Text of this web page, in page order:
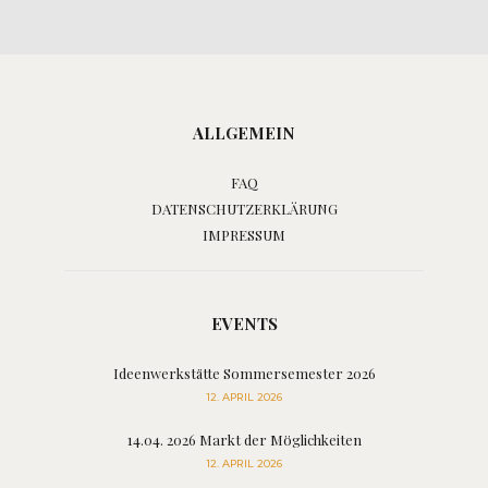
ALLGEMEIN
FAQ
DATENSCHUTZERKLÄRUNG
IMPRESSUM
EVENTS
Ideenwerkstätte Sommersemester 2026
12. APRIL 2026
14.04. 2026 Markt der Möglichkeiten
12. APRIL 2026